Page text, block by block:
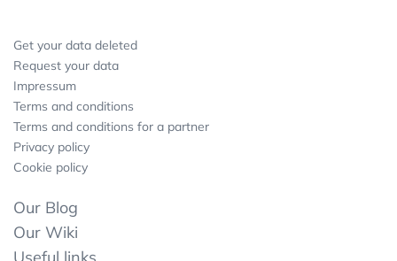
Get your data deleted
Request your data
Impressum
Terms and conditions
Terms and conditions for a partner
Privacy policy
Cookie policy
Our Blog
Our Wiki
Useful links